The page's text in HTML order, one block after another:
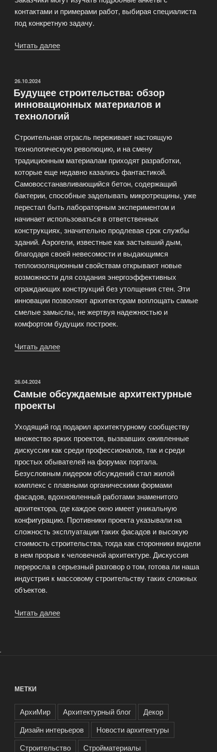
контактами и примерами работ, выбирая специалиста
под конкретную задачу.
Читать далее
дизайнеров»
ОПУБЛИКОВАНО
26.10.2024
Будущее строительства: обзор
инновационных материалов и
технологий
Строительная отрасль переживает настоящую
технологическую революцию, и на смену
традиционным материалам приходят разработки,
которые еще недавно казались фантастикой.
Самовосстанавливающийся бетон, содержащий
бактерии, способные заделывать микротрещины, уже
перестал быть лабораторным экспериментом и
начинает использоваться в ответственных
конструкциях, значительно продлевая срок службы
зданий. Аэрогели, известные как застывший дым,
благодаря своей невесомости и выдающимся
теплоизоляционным свойствам открывают новые
возможности для создания энергоэффективных
ограждающих конструкций без утолщения стен. Эти
инновации позволяют архитекторам воплощать самые
смелые замыслы, не жертвуя надежностью и
комфортом будущих построек.
Читать далее
материалов
ОПУБЛИКОВАНО
26.04.2024
Самые обсуждаемые архитектурные
проекты
Уходящий год подарил архитектурному сообществу
множество ярких проектов, вызвавших оживленные
дискуссии как среди профессионалов, так и среди
простых обывателей на форумах портала.
Безусловным лидером обсуждений стал жилой
комплекс с плавными органическими формами
фасадов, вдохновленный работами знаменитого
архитектора, где каждое окно имеет уникальную
конфигурацию. Противники проекта указывали на
сложность эксплуатации таких фасадов и высокую
стоимость строительства, тогда как сторонники видели
в нем прорыв к человечной архитектуре. Дискуссия
переросла в серьезный разговор о том, готова ли наша
индустрия к массовому строительству таких сложных
объектов.
Читать далее
.
МЕТКИ
АрхиМир Архитектурный блог
Декор
Дизайн интерьеров
Новости архитектуры
Строительство
Стройматериалы